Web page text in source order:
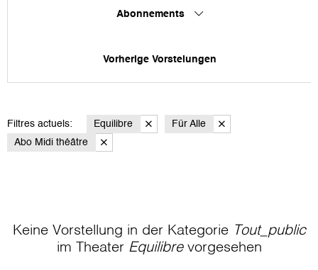
Abonnements
Vorherige Vorstelungen
Filtres actuels: Equilibre
Für Alle
Abo Midi théâtre
Keine Vorstellung in der Kategorie Tout_public
im Theater Equilibrevorgesehen